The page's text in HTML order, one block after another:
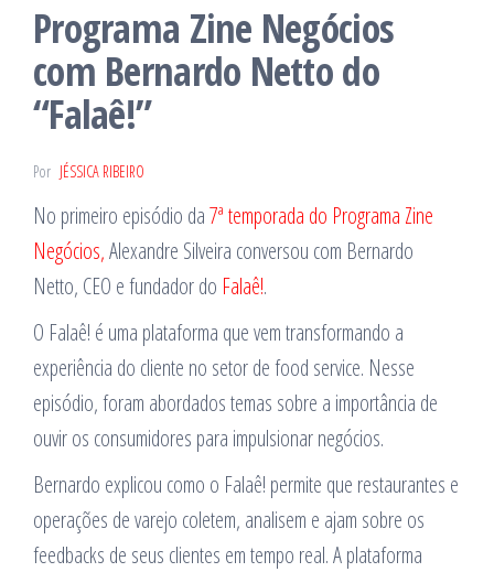
Programa Zine Negócios
com Bernardo Netto do
“Falaê!”
Por JÉSSICA RIBEIRO
No primeiro episódio da7ª temporada do Programa Zine
Negócios,Alexandre Silveira conversou com Bernardo
Netto, CEO e fundador do Falaê!.
O Falaê! é uma plataforma que vem transformando a
experiência do cliente no setor de food service. Nesse
episódio, foram abordados temas sobre a importância de
ouvir os consumidores para impulsionar negócios.
Bernardo explicou como o Falaê! permite que restaurantes e
operações de varejo coletem, analisem e ajam sobre os
feedbacks de seus clientes em tempo real. A plataforma